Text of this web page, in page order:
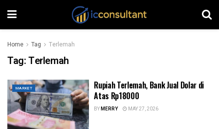
Home Tag Terlemah
Tag:Terlemah
MARKET
Rupiah Terlemah, Bank Jual Dolar di
Atas Rp18000
BYMERRY MAY 27, 2026